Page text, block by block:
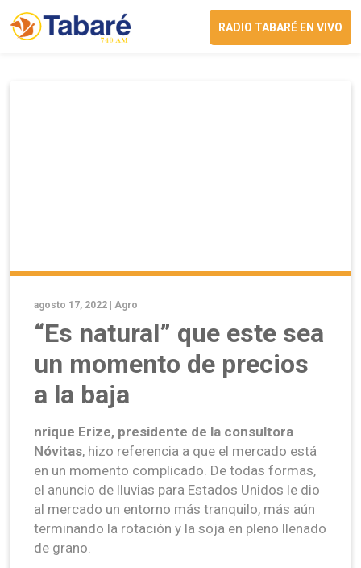
RADIO TABARÉ EN VIVO
agosto 17, 2022 | Agro
“Es natural” que este sea
un momento de precios
a la baja
nrique Erize, presidente de la consultora
Nóvitas, hizo referencia a que el mercado está
en un momento complicado. De todas formas,
el anuncio de lluvias para Estados Unidos le dio
al mercado un entorno más tranquilo, más aún
terminando la rotación y la soja en pleno llenado
de grano.